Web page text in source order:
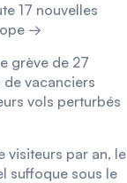
17 nouvelles
→
grève de 27
vacanciers
vols perturbés
visiteurs par an, le
suffoque sous le